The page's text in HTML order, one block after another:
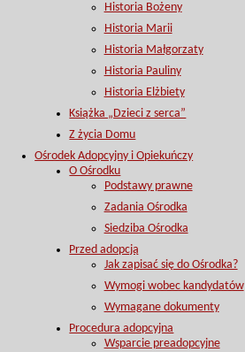
Historia Bożeny
Historia Marii
Historia Małgorzaty
Historia Pauliny
Historia Elżbiety
Książka „Dzieci z serca”
Z życia Domu
Ośrodek Adopcyjny i Opiekuńczy
O Ośrodku
Podstawy prawne
Zadania Ośrodka
Siedziba Ośrodka
Przed adopcją
Jak zapisać się do Ośrodka?
Wymogi wobec kandydatów
Wymagane dokumenty
Procedura adopcyjna
Wsparcie preadopcyjne